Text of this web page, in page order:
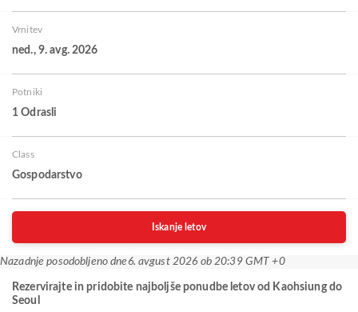
Vrnitev
ned., 9. avg. 2026
Potniki
1 Odrasli
Class
Gospodarstvo
Iskanje letov
Nazadnje posodobljeno dne 6. avgust 2026 ob 20:39 GMT +0
Rezervirajte in pridobite najboljše ponudbe letov od Kaohsiung do
Seoul